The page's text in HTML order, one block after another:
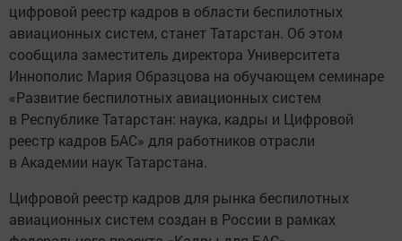
цифровой реестр кадров в области беспилотных
авиационных систем, станет Татарстан. Об этом
сообщила заместитель директора Университета
Иннополис Мария Образцова на обучающем семинаре
«Развитие беспилотных авиационных систем
в Республике Татарстан: наука, кадры и Цифровой
реестр кадров БАС» для работников отрасли
в Академии наук Татарстана.
Цифровой реестр кадров для рынка беспилотных
авиационных систем создан в России в рамках